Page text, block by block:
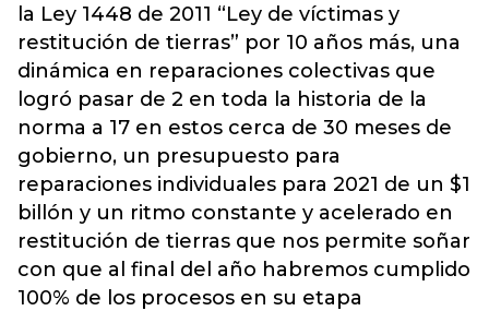
la Ley 1448 de 2011 “Ley de víctimas y
restitución de tierras” por 10 años más, una
dinámica en reparaciones colectivas que
logró pasar de 2 en toda la historia de la
norma a 17 en estos cerca de 30 meses de
gobierno, un presupuesto para
reparaciones individuales para 2021 de un $1
billón y un ritmo constante y acelerado en
restitución de tierras que nos permite soñar
con que al final del año habremos cumplido
100% de los procesos en su etapa